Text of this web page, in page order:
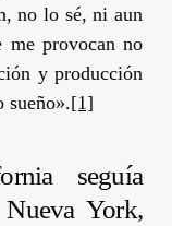
no lo sé, ni aun
provocan no
y producción
sueño».[1]
seguía
York,